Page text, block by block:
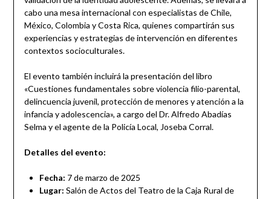
cabo una mesa internacional con especialistas de Chile,
México, Colombia y Costa Rica, quienes compartirán sus
experiencias y estrategias de intervención en diferentes
contextos socioculturales.
El evento también incluirá la presentación del libro
«Cuestiones fundamentales sobre violencia filio-parental,
delincuencia juvenil, protección de menores y atención a la
infancia y adolescencia», a cargo del Dr. Alfredo Abadías
Selma y el agente de la Policía Local, Joseba Corral.
Detalles del evento:
Fecha: 7 de marzo de 2025
Lugar: Salón de Actos del Teatro de la Caja Rural de